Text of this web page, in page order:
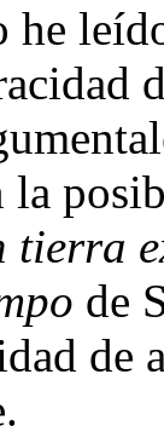
he
la
tierra
de
de